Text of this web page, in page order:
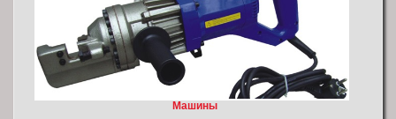
Mашины